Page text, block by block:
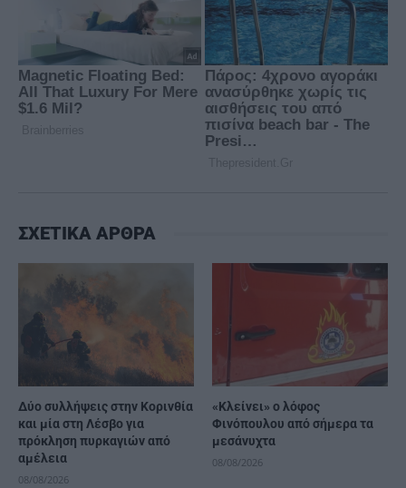
ΣΧΕΤΙΚΑ ΑΡΘΡΑ
Δύο συλλήψεις στην Κορινθία
και μία στη Λέσβο για
πρόκληση πυρκαγιών από
αμέλεια
08/08/2026
«Κλείνει» ο λόφος
Φινόπουλου από σήμερα τα
μεσάνυχτα
08/08/2026